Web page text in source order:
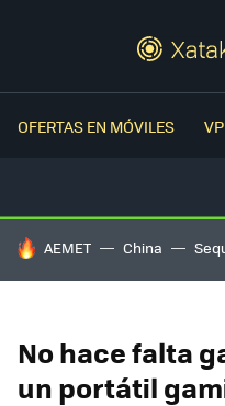
OFERTAS EN MÓVILES
HOY SE HABLA DE
AEMET China
No hace falta
un portátil